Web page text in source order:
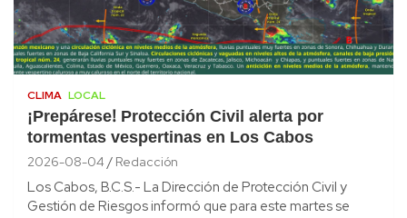
CLIMA LOCAL
¡Prepárese! Protección Civil alerta por
tormentas vespertinas en Los Cabos
2026-08-04 Redacción
Los Cabos, B.C.S.- La Dirección de Protección Civil y
Gestión de Riesgos informó que para este martes se